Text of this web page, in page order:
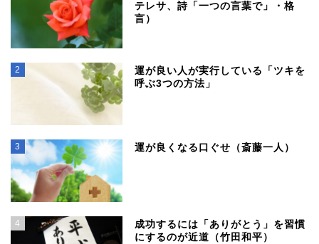
テレサ、詩「一つの言葉で」・格
言）
2
運が良い人が実行している「ツキを
呼ぶ3つの方法」
3 運が良くなる口ぐせ（斎藤一人）
4
成功するには「ありがとう」を習慣
にするのが近道（竹田和平）